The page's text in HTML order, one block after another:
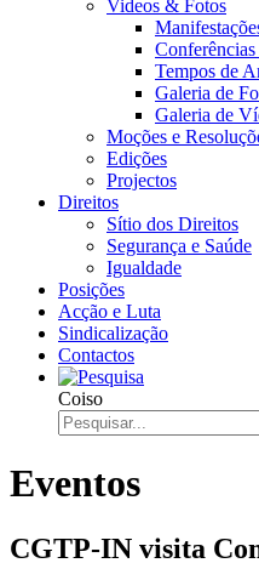
Videos & Fotos
Tempos de
Galeria de
Galeria de
Moções e
Edições
Projectos
Direitos
Sítio dos Direitos
Segurança e Saúde
Igualdade
Posições
Acção e Luta
Sindicalização
Contactos
Coiso
Eventos
CGTP-IN visita